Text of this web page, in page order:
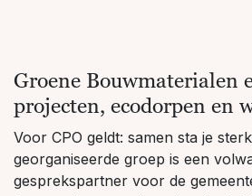
Groene Bouwmaterialen
projecten, ecodorpen en
Voor CPO geldt: samen sta je
georganiseerde groep is een
gesprekspartner voor de